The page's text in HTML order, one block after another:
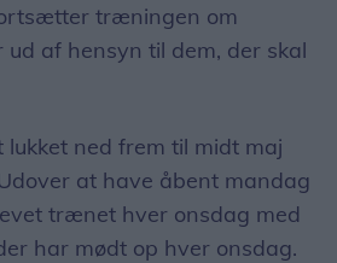
træningen om
af hensyn til dem, der skal
ned frem til midt maj
at have åbent mandag
trænet hver onsdag med
har mødt op hver onsdag.